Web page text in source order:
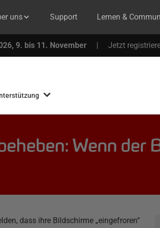
uns Support Lernen &
9. bis 11. November | Jetzt
Wenn der
dass ihre Bildschirme „eingefroren“